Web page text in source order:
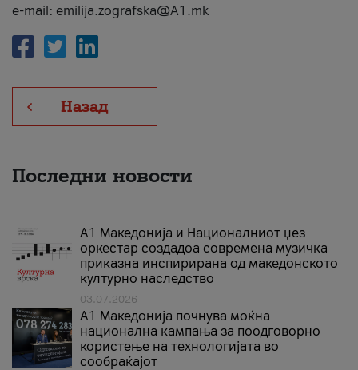
e-mail: emilija.zografska@A1.mk
Назад
Последни новости
А1 Македонија и Националниот џез
оркестар создадоа современа музичка
приказна инспирирана од македонското
културно наследство
03.07.2026
A1 Македонија почнува моќна
национална кампања за поодговорно
користење на технологијата во
сообраќајот